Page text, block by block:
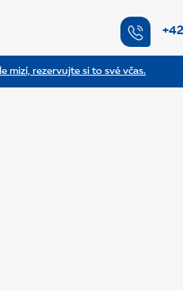
mizí, rezervujte si to své včas.